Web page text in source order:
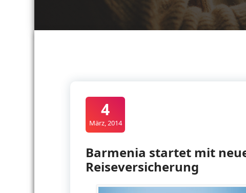
4
März, 2014
Barmenia startet mit
Reiseversicherung